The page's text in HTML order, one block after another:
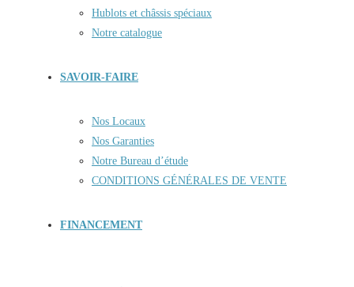
Hublots et châssis spéciaux
Notre catalogue
SAVOIR-FAIRE
Nos Locaux
Nos Garanties
Notre Bureau d’étude
CONDITIONS GÉNÉRALES DE VENTE
FINANCEMENT